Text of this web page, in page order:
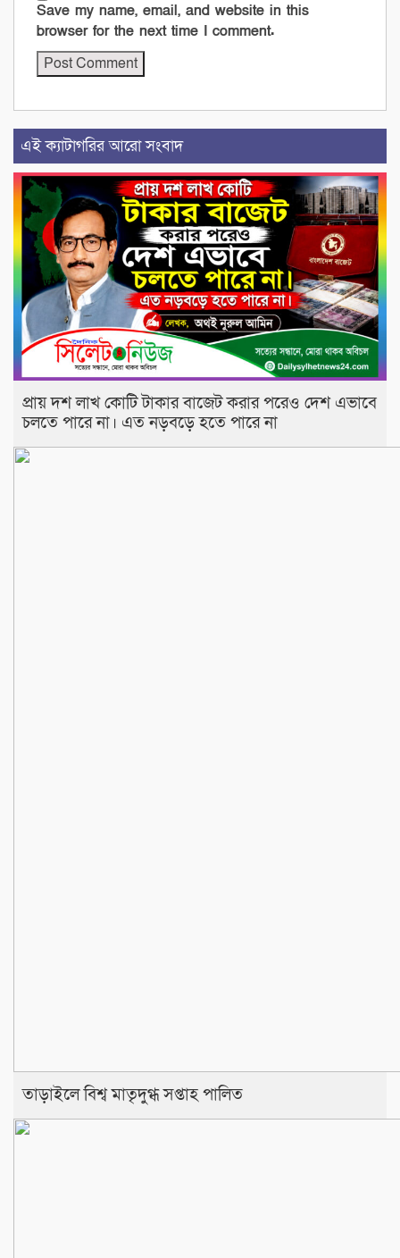
Save my name, email, and website in this
browser for the next time I comment.
এই ক্যাটাগরির আরো সংবাদ
প্রায় দশ লাখ কোটি টাকার বাজেট করার পরেও দেশ এভাবে
চলতে পারে না। এত নড়বড়ে হতে পারে না
তাড়াইলে বিশ্ব মাতৃদুগ্ধ সপ্তাহ পালিত